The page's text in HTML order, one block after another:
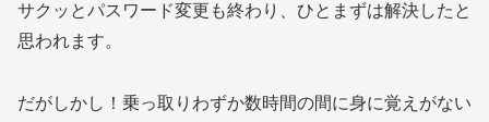
サクッとパスワード変更も終わり、ひとまずは解決したと
思われます。
だがしかし！乗っ取りわずか数時間の間に身に覚えがない